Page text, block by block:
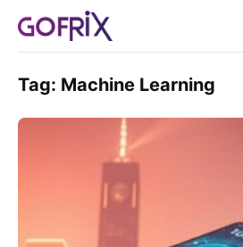
Tag: Machine Learning